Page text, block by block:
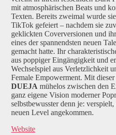
mit atmosphärischen Beats und
Texten. Bereits zweimal wurde
TikTok gefeiert – nachdem sie
geklickten Coverversionen und
eines der spannendsten neuen
gemacht hatte. Ihr
aus poppiger Eingängigkeit und
Wechselspiel aus Verletzlichkeit
Female Empowerment. Mit
DUEJA mühelos zwischen den
ganz eigene Vision moderner
selbstbewusster denn je:
neuen Level angekommen.
Website